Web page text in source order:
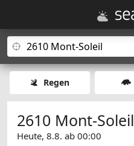
Regen
2610 Mont-Soleil
Heute, 8.8. ab 00:00